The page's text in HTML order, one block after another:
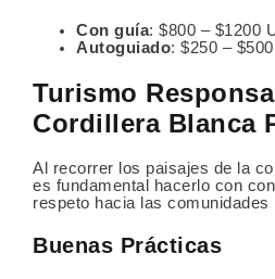
Con guía: $800 – $1200
Autoguiado: $250 –
Turismo
Cordillera Blanca
Al recorrer los paisajes de la
es fundamental hacerlo con
respeto hacia las comunidades
Buenas Prácticas